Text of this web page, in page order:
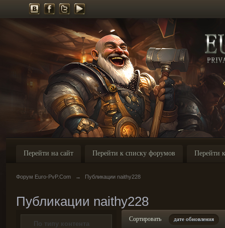
Перейти на сайт Перейти к списку форумов Перейти
Форум Euro-PvP.Com → Публикации naithy228
Публикации naithy228
По типу контента
Сортировать дате обновления